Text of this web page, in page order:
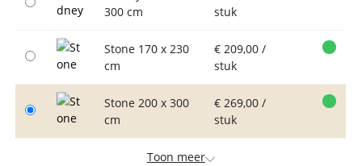
300 cm
stuk
Stone 170 x 230
cm
€ 209,00 /
stuk
Stone 200 x 300
cm
€ 269,00 /
stuk
Toon meer